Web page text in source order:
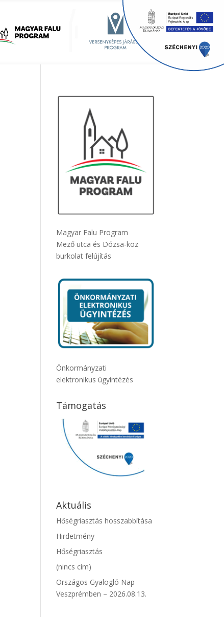
Magyar Falu Program
Mező utca és Dózsa-köz
burkolat felújítás
Önkormányzati
elektronikus ügyintézés
Támogatás
Aktuális
Hőségriasztás hosszabbítása
Hirdetmény
Hőségriasztás
(nincs cím)
Országos Gyalogló Nap
Veszprémben – 2026.08.13.